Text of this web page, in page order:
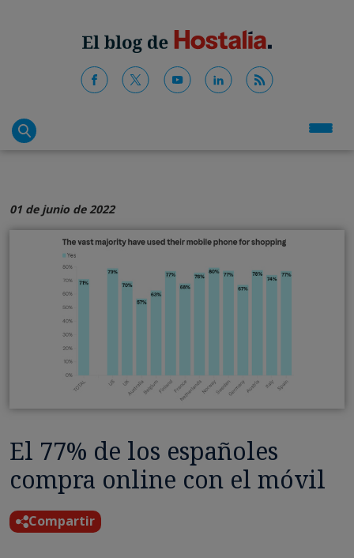
01 de junio de 2022
El 77% de los españoles
compra online con el móvil
Compartir